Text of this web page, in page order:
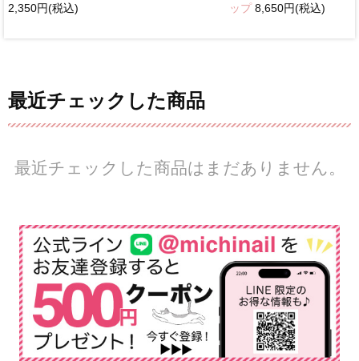
2,350円(税込)
ップ8,650円(税込)
最近チェックした商品
最近チェックした商品はまだありません。